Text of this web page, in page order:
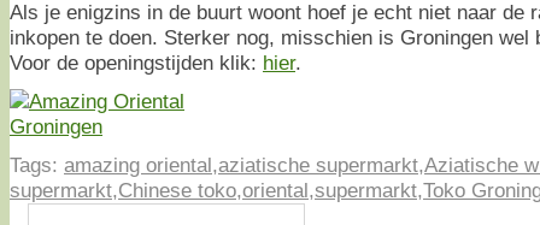
Als je enigzins in de buurt woont hoef je echt niet naar de
inkopen te doen. Sterker nog, misschien is Groningen wel
Voor de openingstijden klik: hier.
Tags: amazing oriental,aziatische supermarkt,Aziatische
supermarkt,Chinese toko,oriental,supermarkt,Toko